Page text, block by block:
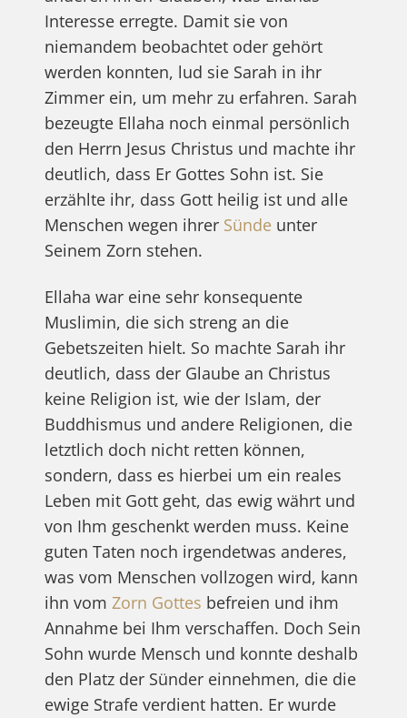
Interesse erregte. Damit sie von
niemandem beobachtet oder gehört
werden konnten, lud sie Sarah in ihr
Zimmer ein, um mehr zu erfahren. Sarah
bezeugte Ellaha noch einmal persönlich
den Herrn Jesus Christus und machte ihr
deutlich, dass Er Gottes Sohn ist. Sie
erzählte ihr, dass Gott heilig ist und alle
Menschen wegen ihrer Sündeunter
Seinem Zorn stehen.
Ellaha war eine sehr konsequente
Muslimin, die sich streng an die
Gebetszeiten hielt. So machte Sarah ihr
deutlich, dass der Glaube an Christus
keine Religion ist, wie der Islam, der
Buddhismus und andere Religionen, die
letztlich doch nicht retten können,
sondern, dass es hierbei um ein reales
Leben mit Gott geht, das ewig währt und
von Ihm geschenkt werden muss. Keine
guten Taten noch irgendetwas anderes,
was vom Menschen vollzogen wird, kann
ihn vom Zorn Gottes befreien und ihm
Annahme bei Ihm verschaffen. Doch Sein
Sohn wurde Mensch und konnte deshalb
den Platz der Sünder einnehmen, die die
ewige Strafe verdient hatten. Er wurde